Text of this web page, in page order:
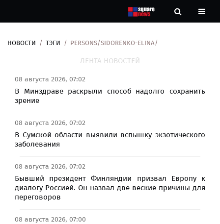
Рубрики
Контакты
нас
НОВОСТИ ТЭГИ PERSONS/SIDORENKO-ELINA/
ЛЕНТА НОВОСТЕЙ
08 августа 2026, 07:02
В Минздраве раскрыли способ надолго сохранить
зрение
08 августа 2026, 07:02
В Сумской области выявили вспышку экзотического
заболевания
08 августа 2026, 07:02
Бывший президент Финляндии призвал Европу к
диалогу Россией. Он назвал две веские причины для
переговоров
08 августа 2026, 07:00